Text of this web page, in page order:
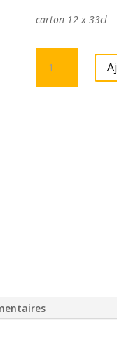
carton 12 x 33cl
Pomme